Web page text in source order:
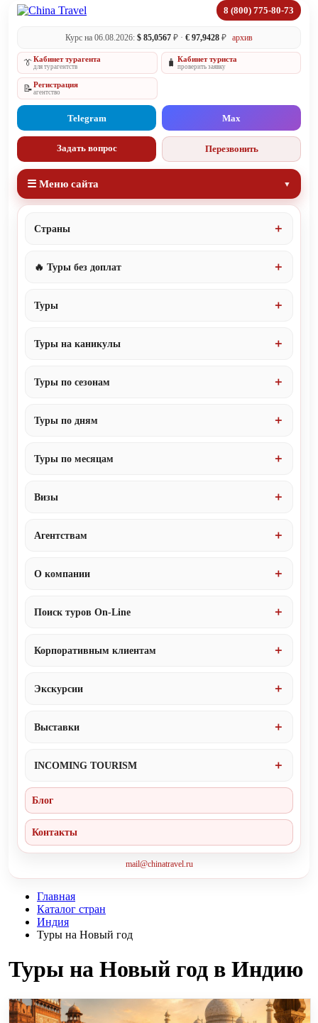
8 (800) 775-80-73
Курс на 06.08.2026: $ 85,0567 ₽ · € 97,9428 ₽ архив
👔Кабинет турагента
для турагентств 🧳 Кабинет туриста
проверить заявку
📝Регистрация
агентство
Telegram Max
Задать вопрос Перезвонить
☰ Меню сайта
Страны
🔥 Туры без доплат
Туры
Туры на каникулы
Туры по сезонам
Туры по дням
Туры по месяцам
Визы
Агентствам
О компании
Поиск туров On-Line
Корпоративным клиентам
Экскурсии
Выставки
INCOMING TOURISM
Блог
Контакты
mail@chinatravel.ru
Главная
Каталог стран
Индия
Туры на Новый год
Туры на Новый год в Индию